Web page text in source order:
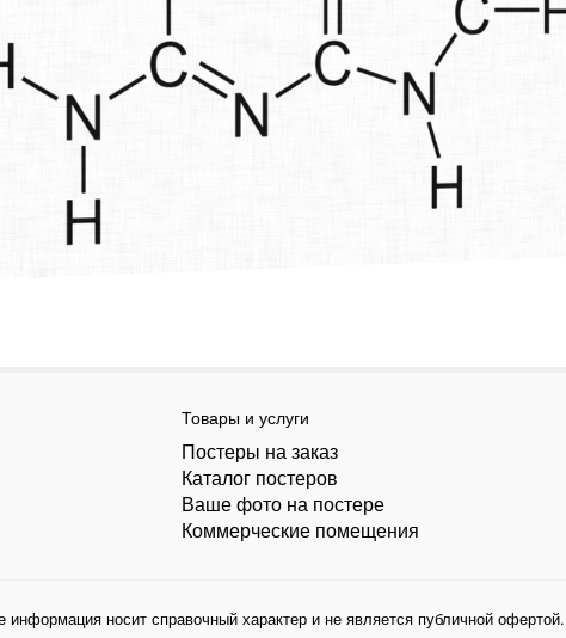
Товары и услуги
Постеры на заказ
Каталог постеров
Ваше фото на постере
Коммерческие помещения
информация носит справочный характер и не является публичной офертой.